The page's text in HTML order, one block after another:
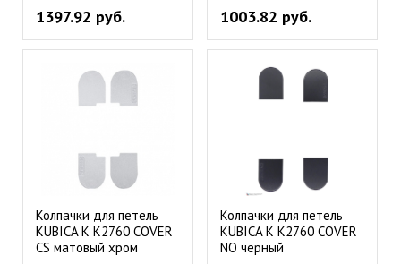
1397.92 руб. 1003.82 руб.
Колпачки для петель
KUBICA К К2760 COVER
CS матовый хром
Колпачки для петель
KUBICA К К2760 COVER
NO черный